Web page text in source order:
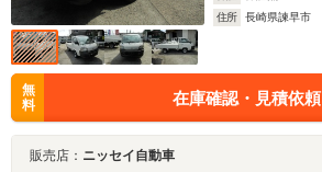
住所
長崎県諫早市
無
料
在庫確認・見積依頼
販売店： ニッセイ自動車